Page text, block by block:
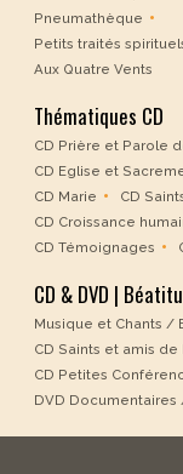
Pneumathèque
Petits traités
Aux Quatre Vents
Thématiques CD
CD Prière et Parole
CD Eglise et
CD Marie
CD
CD Croissance
CD Témoignages
CD & DVD |
Musique et Chants /
CD Saints et amis de
CD Petites
DVD